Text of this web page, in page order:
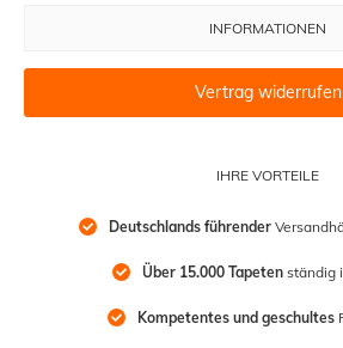
IHRE VORTEILE
Deutschlands führender
Über 15.000 Tapeten ständig
Kompetentes und geschultes
INFORMATIONEN
Vertrag widerrufen